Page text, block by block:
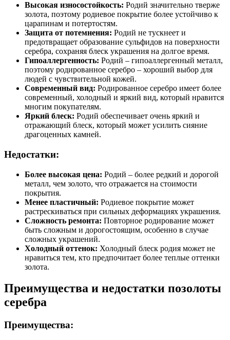
Высокая износостойкость: Родий значительно тверже
золота, поэтому родиевое покрытие более устойчиво к
царапинам и потертостям.
Защита от потемнения: Родий не тускнеет и
предотвращает образование сульфидов на поверхности
серебра, сохраняя блеск украшения на долгое время.
Гипоаллергенность: Родий – гипоаллергенный металл,
поэтому родированное серебро – хороший выбор для
людей с чувствительной кожей.
Современный вид: Родированное серебро имеет более
современный, холодный и яркий вид, который нравится
многим покупателям.
Яркий блеск: Родий обеспечивает очень яркий и
отражающий блеск, который может усилить сияние
драгоценных камней.
Недостатки:
Более высокая цена: Родий – более редкий и дорогой
металл, чем золото, что отражается на стоимости
покрытия.
Менее пластичный: Родиевое покрытие может
растрескиваться при сильных деформациях украшения.
Сложность ремонта: Повторное родирование может
быть сложным и дорогостоящим, особенно в случае
сложных украшений.
Холодный оттенок: Холодный блеск родия может не
нравиться тем, кто предпочитает более теплые оттенки
золота.
Преимущества и недостатки позолоты
серебра
Преимущества: